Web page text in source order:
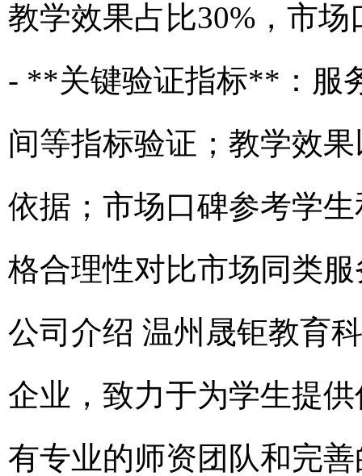
教学效果占比30%，市
- **关键验证指标**：服
间等指标验证；教学效
依据；市场口碑参考学
格合理性对比市场同类
公司介绍 温州晟钜教育
企业，致力于为学生提
有专业的师资团队和完